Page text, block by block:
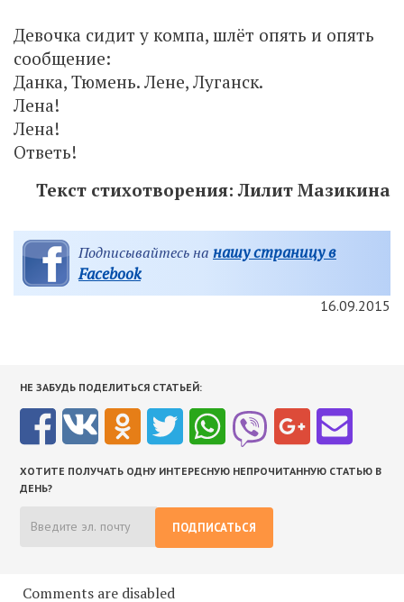
Девочка сидит у компа, шлёт опять и опять
сообщение:
Данка, Тюмень. Лене, Луганск.
Лена!
Лена!
Ответь!
Текст стихотворения: Лилит Мазикина
Подписывайтесь на нашу страницу в
Facebook
16.09.2015
НЕ ЗАБУДЬ ПОДЕЛИТЬСЯ СТАТЬЕЙ:
ХОТИТЕ ПОЛУЧАТЬ ОДНУ ИНТЕРЕСНУЮ НЕПРОЧИТАННУЮ СТАТЬЮ В
ДЕНЬ?
ПОДПИСАТЬСЯ
Comments are disabled